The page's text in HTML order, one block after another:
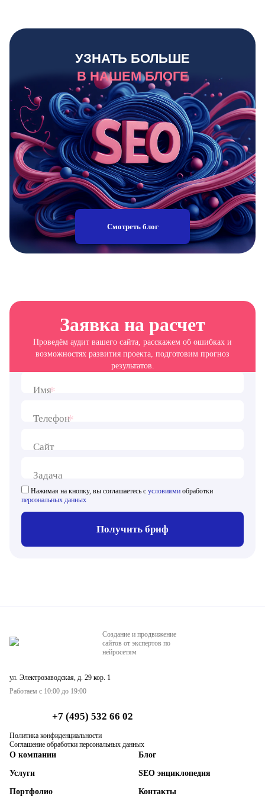
УЗНАТЬ БОЛЬШЕ
В НАШЕМ БЛОГЕ
Смотреть блог
Заявка на расчет
Проведём аудит вашего сайта, расскажем об ошибках и
возможностях развития проекта, подготовим прогноз
результатов.
Имя*
Телефон*
Сайт
Задача
Нажимая на кнопку, вы соглашаетесь с условиями обработки
персональных данных
Получить бриф
Создание и продвижение
сайтов от экспертов по
нейросетям
ул. Электрозаводская, д. 29 кор. 1
Работаем с 10:00 до 19:00
+7 (495) 532 66 02
Политика конфиденциальности
Соглашение обработки персональных данных
О компании
Услуги
Портфолио
Блог
SEO энциклопедия
Контакты